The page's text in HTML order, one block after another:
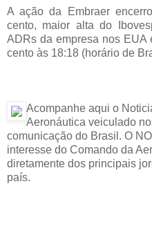
A ação da Embraer
cento, maior alta do
ADRs da empresa nos EUA
cento às 18:18 (horário de
Acompanhe aqui o
Aeronáutica veiculado
comunicação do Brasil. O
interesse do Comando da
diretamente dos principais
país.